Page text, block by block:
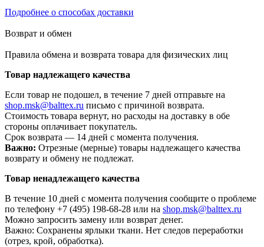
Подробнее о способах доставки
Возврат и обмен
Правила обмена и возврата товара для физических лиц
Товар надлежащего качества
Если товар не подошел, в течение 7 дней отправьте на
shop.msk@balttex.ru письмо с причиной возврата.
Стоимость товара вернут, но расходы на доставку в обе
стороны оплачивает покупатель.
Срок возврата — 14 дней с момента получения.
Важно: Отрезные (мерные) товары надлежащего качества
возврату и обмену не подлежат.
Товар ненадлежащего качества
В течение 10 дней с момента получения сообщите о проблеме
по телефону +7 (495) 198-68-28 или на shop.msk@balttex.ru
Можно запросить замену или возврат денег.
Важно: Сохранены ярлыки ткани. Нет следов переработки
(отрез, крой, обработка).